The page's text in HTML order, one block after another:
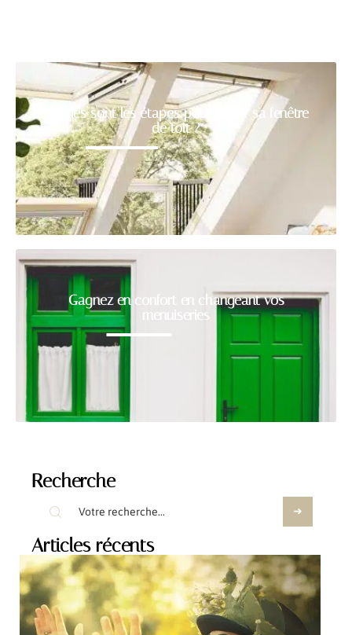
Quelles sont les étapes pour poser sa fenêtre
de toit ?
Gagnez en confort en changeant vos
menuiseries
Recherche
Articles récents